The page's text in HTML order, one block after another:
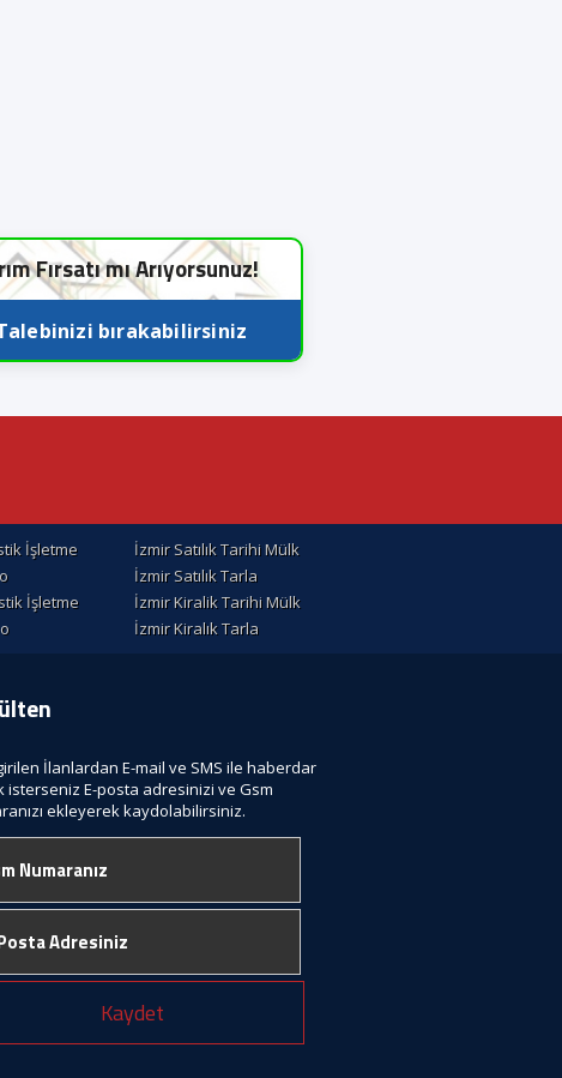
Fırsatı mı Arıyorsunuz!
bırakabilirsiniz
İşletme
İzmir Satılık Tarihi Mülk
İzmir Satılık Tarla
İşletme
İzmir Kiralik Tarihi Mülk
İzmir Kiralık Tarla
İlanlardan E-mail ve SMS ile haberdar
isterseniz E-posta adresinizi ve Gsm
ekleyerek kaydolabilirsiniz.
Kaydet